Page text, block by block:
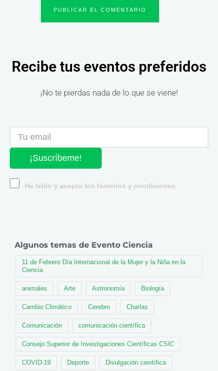
Recibe tus eventos preferidos
¡No te pierdas nada de lo que se viene!
¡Suscríbeme!
He leído y acepto los términos y condiciones
Algunos temas de Evento Ciencia
11 de Febrero Día Internacional de la Mujer y la Niña en la
Ciencia
animales Arte Astronomía Biología
Cambio Climático Cerebro Charlas
Comunicación comunicación científica
Consejo Superior de Investigaciones Científicas CSIC
COVID-19 Deporte Divulgación científica